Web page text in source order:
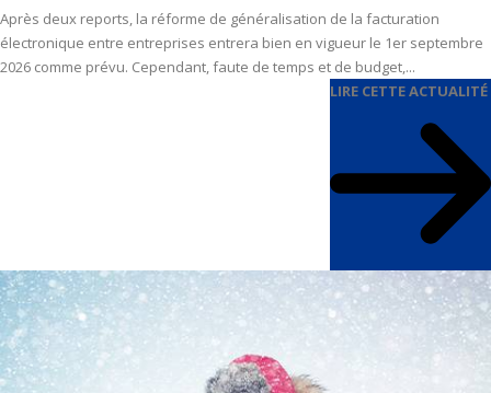
Après deux reports, la réforme de généralisation de la facturation
électronique entre entreprises entrera bien en vigueur le 1er septembre
2026 comme prévu. Cependant, faute de temps et de budget,...
LIRE CETTE ACTUALITÉ